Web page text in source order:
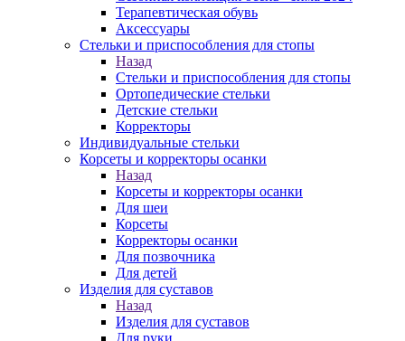
Терапевтическая обувь
Аксессуары
Стельки и приспособления для стопы
Назад
Стельки и приспособления для стопы
Ортопедические стельки
Детские стельки
Корректоры
Индивидуальные стельки
Корсеты и корректоры осанки
Назад
Корсеты и корректоры осанки
Для шеи
Корсеты
Корректоры осанки
Для позвочника
Для детей
Изделия для суставов
Назад
Изделия для суставов
Для руки